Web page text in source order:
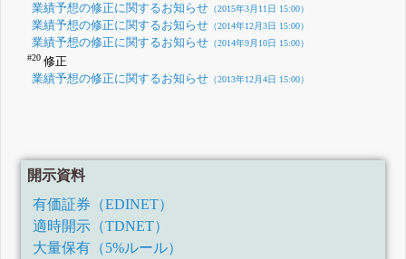
業績予想の修正に関するお知らせ（2015年3月11日 15:00）
業績予想の修正に関するお知らせ（2014年12月3日 15:00）
業績予想の修正に関するお知らせ（2014年9月10日 15:00）
#20修正
業績予想の修正に関するお知らせ（2013年12月4日 15:00）
開示資料
有価証券（EDINET）
適時開示（TDNET）
大量保有（5%ルール）